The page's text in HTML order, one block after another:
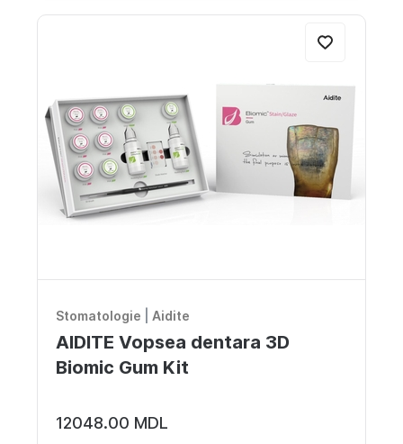
Stomatologie Aidite
AIDITE Vopsea dentara 3D
Biomic Gum Kit
12048.00 MDL